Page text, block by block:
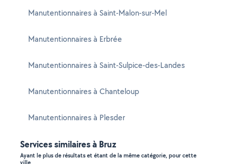
Manutentionnaires à Saint-Malon-sur-Mel
Manutentionnaires à Erbrée
Manutentionnaires à Saint-Sulpice-des-Landes
Manutentionnaires à Chanteloup
Manutentionnaires à Plesder
Services similaires à Bruz
Ayant le plus de résultats et étant de la même catégorie, pour cette